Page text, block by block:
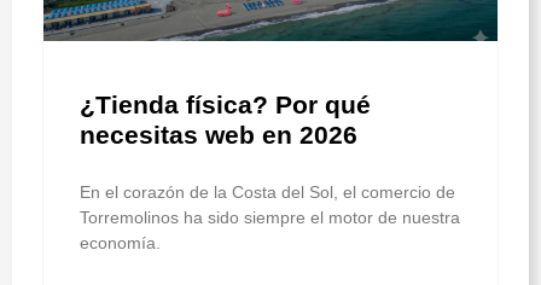
¿Tienda física? Por qué
necesitas web en 2026
En el corazón de la Costa del Sol, el comercio de
Torremolinos ha sido siempre el motor de nuestra
economía.